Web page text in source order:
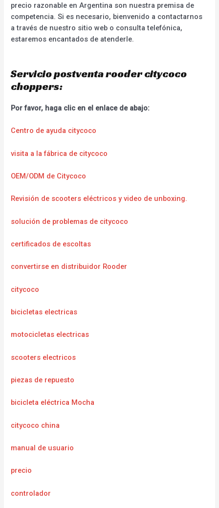
precio razonable en Argentina son nuestra premisa de
competencia. Si es necesario, bienvenido a contactarnos
a través de nuestro sitio web o consulta telefónica,
estaremos encantados de atenderle.
Servicio postventa rooder citycoco
choppers:
Por favor, haga clic en el enlace de abajo:
Centro de ayuda citycoco
visita a la fábrica de citycoco
OEM/ODM de Citycoco
Revisión de scooters eléctricos y video de unboxing.
solución de problemas de citycoco
certificados de escoltas
convertirse en distribuidor Rooder
citycoco
bicicletas electricas
motocicletas electricas
scooters electricos
piezas de repuesto
bicicleta eléctrica Mocha
citycoco china
manual de usuario
precio
controlador